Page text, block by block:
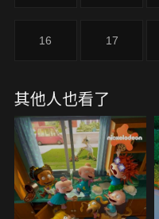
16 17
其他人也看了